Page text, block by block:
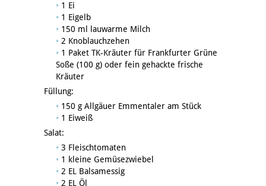
1 Ei
1 Eigelb
150 ml lauwarme Milch
2 Knoblauchzehen
1 Paket TK-Kräuter für Frankfurter Grüne
Soße (100 g) oder fein gehackte frische
Kräuter
Füllung:
150 g Allgäuer Emmentaler am Stück
1 Eiweiß
Salat:
3 Fleischtomaten
1 kleine Gemüsezwiebel
2 EL Balsamessig
2 EL Öl